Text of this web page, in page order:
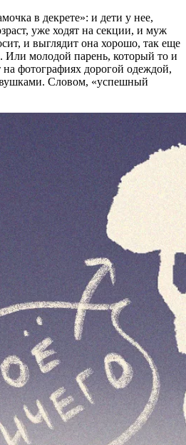
в декрете»: и дети у нее,
уже ходят на секции, и муж
и выглядит она хорошо, так еще
Или молодой парень, который то и
на фотографиях дорогой одеждой,
Словом, «успешный